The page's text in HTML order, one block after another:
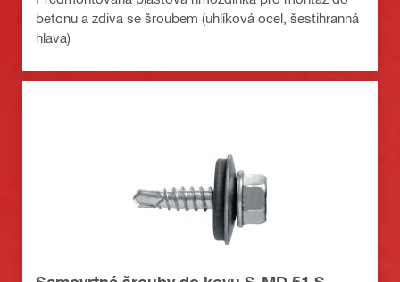
betonu a zdiva se šroubem (uhlíková ocel, šestihranná
hlava)